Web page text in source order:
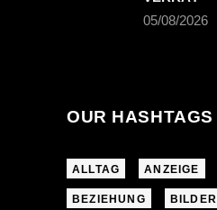
05/08/2026
OUR HASHTAGS
ALLTAG ANZEIGE
BEZIEHUNG BILDER